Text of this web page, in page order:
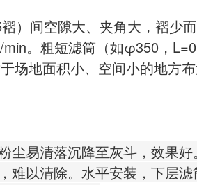
）间空隙大、夹角大，褶少
。粗短滤筒（如φ350，
场地面积小、空间小的地方
易清落沉降至灰斗，效果
以清除。水平安装，下层